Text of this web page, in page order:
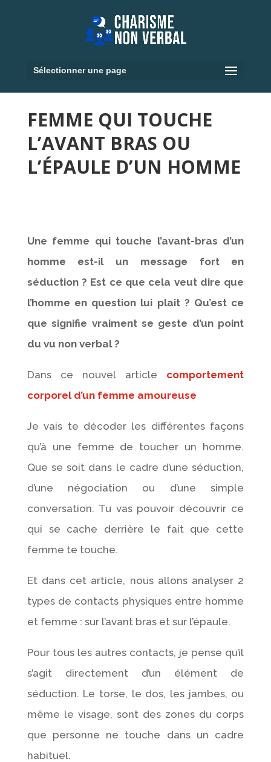
Sélectionner une page
FEMME QUI TOUCHE
L’AVANT BRAS OU
L’ÉPAULE D’UN HOMME
Une femme qui touche l’avant-bras d’un
homme est-il un message fort en
séduction ? Est ce que cela veut dire que
l’homme en question lui plait ? Qu’est ce
que signifie vraiment se geste d’un point
du vu non verbal ?
Dans ce nouvel article comportement
corporel d’un femme amoureuse
Je vais te décoder les différentes façons
qu’à une femme de toucher un homme.
Que se soit dans le cadre d’une séduction,
d’une négociation ou d’une simple
conversation. Tu vas pouvoir découvrir ce
qui se cache derrière le fait que cette
femme te touche.
Et dans cet article, nous allons analyser 2
types de contacts physiques entre homme
et femme : sur l’avant bras et sur l’épaule.
Pour tous les autres contacts, je pense qu’il
s’agit directement d’un élément de
séduction. Le torse, le dos, les jambes, ou
même le visage, sont des zones du corps
que personne ne touche dans un cadre
habituel.